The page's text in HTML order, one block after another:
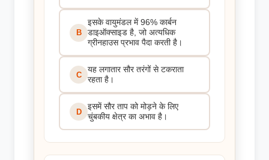
B
इसके वायुमंडल में 96% कार्बन
डाइऑक्साइड है, जो अत्यधिक
ग्रीनहाउस प्रभाव पैदा करती है।
C
यह लगातार सौर तरंगों से टकराता
रहता है।
D
इसमें सौर ताप को मोड़ने के लिए
चुंबकीय क्षेत्र का अभाव है।